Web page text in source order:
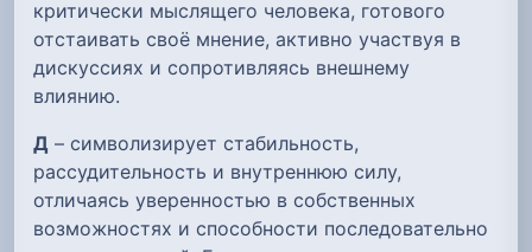
критически мыслящего человека, готового
отстаивать своё мнение, активно участвуя в
дискуссиях и сопротивляясь внешнему
влиянию.
Д – символизирует стабильность,
рассудительность и внутреннюю силу,
отличаясь уверенностью в собственных
возможностях и способности последовательно